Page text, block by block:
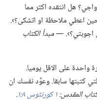
هل انتقده اكثر مما
اعطي ملاحظة او اتشكى؟‏›.‏
اجوبتي؟‏›.‏ —‏مبدأ الكتاب
على الاقل يوميا.‏
كتبتها سابقا.‏ وعوِّد نفسك ان
المقدس:‏١ كورنثوس ٨:‏١
‏.‏